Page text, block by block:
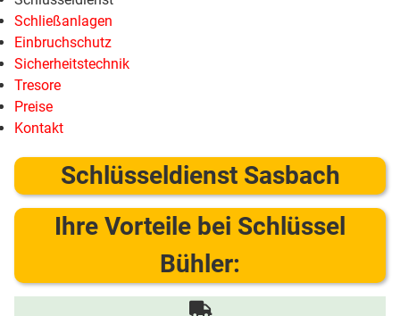
Schließanlagen
Einbruchschutz
Sicherheitstechnik
Tresore
Preise
Kontakt
Schlüsseldienst Sasbach
Ihre Vorteile bei Schlüssel
Bühler: